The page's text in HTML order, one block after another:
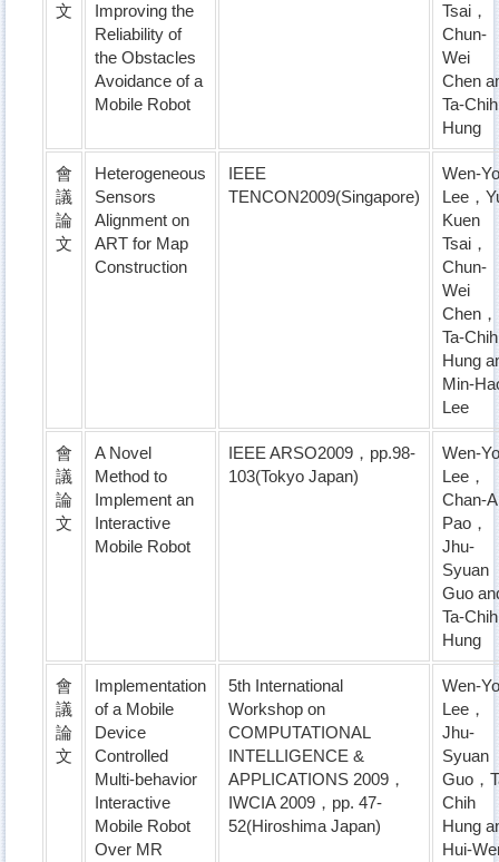
文
Improving the
Reliability of
the Obstacles
Avoidance of a
Mobile Robot
Tsai，
Chun-
Wei
Chen
Ta-Chih
Hung
會
議
論
文
Heterogeneous
Sensors
Alignment on
ART for Map
Construction
IEEE
TENCON2009(Singapore)
Wen-Yo
Lee，
Kuen
Tsai，
Chun-
Wei
Chen，
Ta-Chih
Hung
Min-
Lee
會
議
論
文
A Novel
Method to
Implement an
Interactive
Mobile Robot
IEEE ARSO2009，pp.98-
103(Tokyo Japan)
Wen-Yo
Lee，
Chan-
Pao，
Jhu-
Syuan
Guo
Ta-Chih
Hung
會
議
論
文
Implementation
of a Mobile
Device
Controlled
Multi-behavior
Interactive
Mobile Robot
Over MR
5th International
Workshop on
COMPUTATIONAL
INTELLIGENCE &
APPLICATIONS 2009，
IWCIA 2009，pp. 47-
52(Hiroshima Japan)
Wen-Yo
Lee，
Jhu-
Syuan
Guo，
Chih
Hung
Hui-